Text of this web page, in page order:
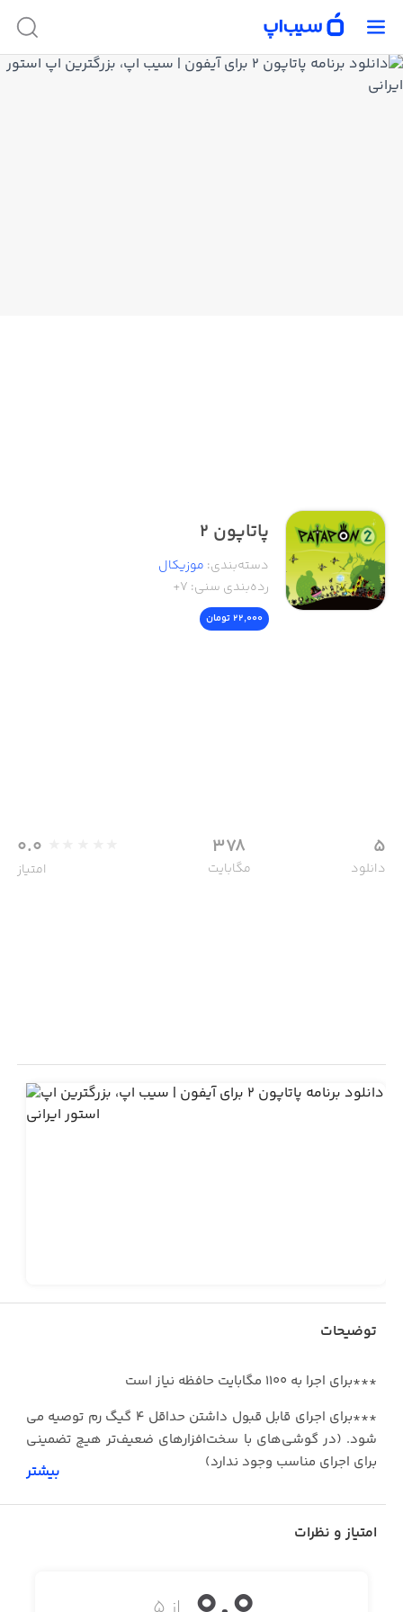
پاتاپون ۲
دسته‌بندی: موزیکال
رده‌بندی سنی: ۷+
22,000 تومان
5
دانلود
378
مگابایت
0.0
امتیاز
توضیحات
***برای اجرا به ۱۱۰۰ مگابایت حافظه‌ نیاز است
***برای اجرای قابل قبول داشتن حداقل ۴ گیگ رم توصیه می
شود. (در گوشی‌های با سخت‌افزارهای ضعیف‌تر هیچ تضمینی
برای اجرای مناسب وجود ندارد)
بیشتر
امتیاز و نظرات